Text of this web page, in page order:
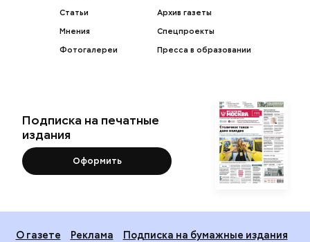
Статьи
Мнения
Фотогалереи
Архив газеты
Спецпроекты
Пресса в образовании
Подписка на печатные
издания
Оформить
О газете Реклама
Подписка на бумажные издания